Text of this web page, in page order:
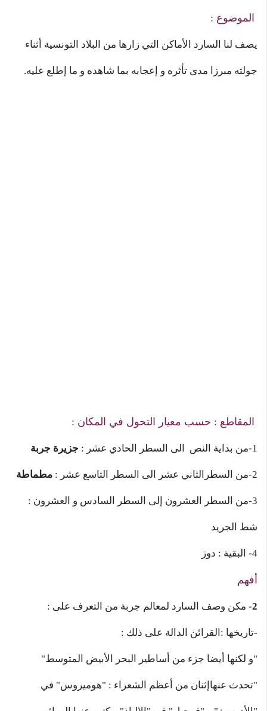
الموضوع :
يصف لنا السارد الأماكن التي زارها من البلاد التونسية أثناء
جولته مبرزا مدى تأثره و إعجابه بما شاهده و ما إطلع عليه.
المقاطع : حسب معيار التحول في المكان :
1-من بداية النص الى السطر الحادي عشر : جزيرة جربة
2-من السطرالثاني عشر الى السطر التاسع عشر : مطماطة
3-من السطر العشرون إلى السطر السادس و العشرون :
شط الجريد
4- البقية : دوز
أفهم
2- مكن وصف السارد لمعالم جربة من التعرف على :
-تاريخها :القرائن الدالة على ذلك :
"و لكنها أيضا جزء من أساطير البحر الأبيض المتوسط"
"تحدث عنهاإثنان من أعظم الشعراء : "هوميروس" في